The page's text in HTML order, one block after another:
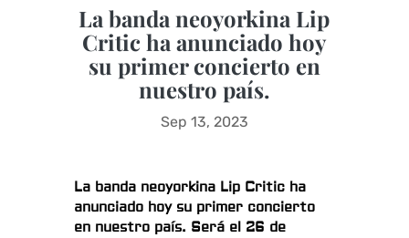
La banda neoyorkina Lip
Critic ha anunciado hoy
su primer concierto en
nuestro país.
Sep 13, 2023
La banda neoyorkina Lip Criticha
anunciado hoy su primer concierto
en nuestro país. Será el 26 de